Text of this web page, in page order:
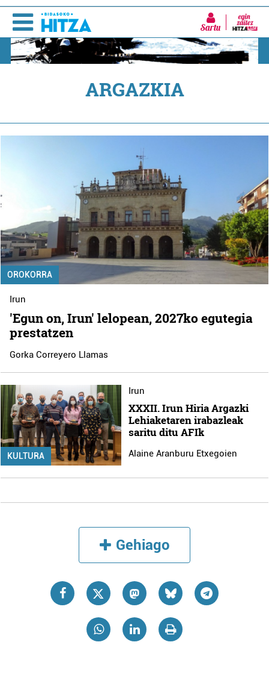
Sartu
ARGAZKIA
OROKORRA
Irun
'Egun on, Irun' lelopean, 2027ko egutegia
prestatzen
Gorka Correyero Llamas
KULTURA
Irun
XXXII. Irun Hiria Argazki
Lehiaketaren irabazleak
saritu ditu AFIk
Alaine Aranburu Etxegoien
Gehiago